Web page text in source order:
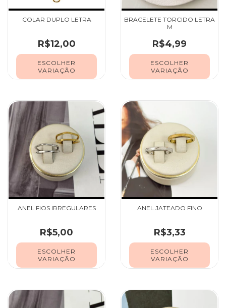
COLAR DUPLO LETRA
R$12,00
ESCOLHER
VARIAÇÃO
BRACELETE TORCIDO LETRA
M
R$4,99
ESCOLHER
VARIAÇÃO
ANEL FIOS IRREGULARES
R$5,00
ESCOLHER
VARIAÇÃO
ANEL JATEADO FINO
R$3,33
ESCOLHER
VARIAÇÃO